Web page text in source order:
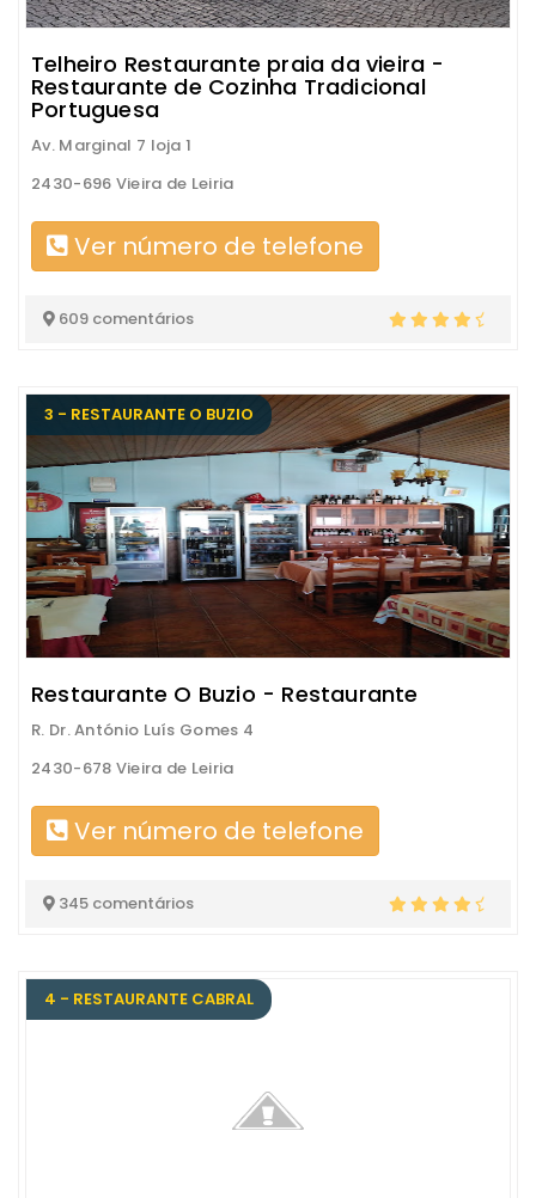
Telheiro Restaurante praia da vieira -
Restaurante de Cozinha Tradicional
Portuguesa
Av. Marginal 7 loja 1
2430-696 Vieira de Leiria
Ver número de telefone
609 comentários
3 - RESTAURANTE O BUZIO
Restaurante O Buzio - Restaurante
R. Dr. António Luís Gomes 4
2430-678 Vieira de Leiria
Ver número de telefone
345 comentários
4 - RESTAURANTE CABRAL